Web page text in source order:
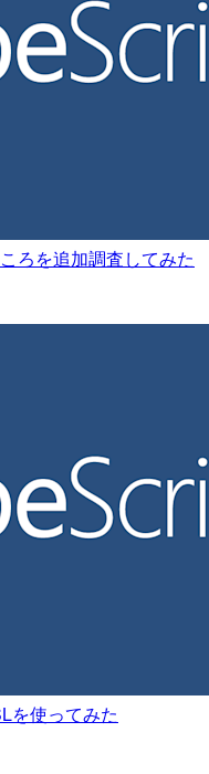
ろを追加調査してみた
を使ってみた